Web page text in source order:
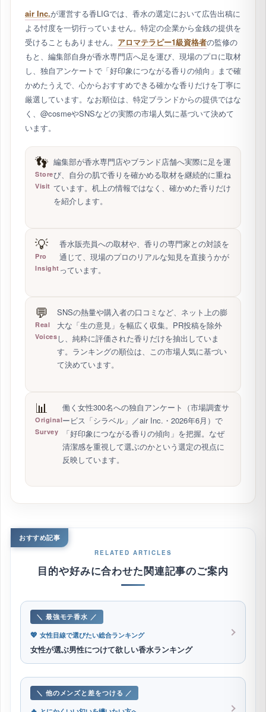
air Inc.が運営する香LIGでは、香水の選定において広告出稿に
よる忖度を一切行っていません。特定の企業から金銭の提供を
受けることもありません。 アロマテラピー1級資格者の監修の
もと、編集部自身が香水専門店へ足を運び、現場のプロに取材
し、独自アンケートで「好印象につながる香りの傾向」まで確
かめたうえで、心からおすすめできる確かな香りだけを丁寧に
厳選しています。なお順位は、特定ブランドからの提供ではな
く、@cosmeやSNSなどの実際の市場人気に基づいて決めて
います。
👣
Store
Visit
編集部が香水専門店やブランド店舗へ実際に足を運
び、自分の肌で香りを確かめる取材を継続的に重ね
ています。机上の情報ではなく、確かめた香りだけ
を紹介します。
💡
Pro
Insight
香水販売員への取材や、香りの専門家との対談を
通じて、現場のプロのリアルな知見を直接うかが
っています。
💬
Real
Voices
SNSの熱量や購入者の口コミなど、ネット上の膨
大な「生の意見」を幅広く収集。PR投稿を除外
し、純粋に評価された香りだけを抽出していま
す。ランキングの順位は、この市場人気に基づい
て決めています。
📊
Original
Survey
働く女性300名への独自アンケート（市場調査サ
ービス「シラベル」／air Inc.・2026年6月）で
「好印象につながる香りの傾向」を把握。なぜ
清潔感を重視して選ぶのかという選定の視点に
反映しています。
おすすめ記事
RELATED ARTICLES
目的や好みに合わせた関連記事のご案内
＼ 最強モテ香水 ／
💖 女性目線で選びたい総合ランキング
女性が選ぶ男性につけて欲しい香水ランキング
＼ 他のメンズと差をつける ／